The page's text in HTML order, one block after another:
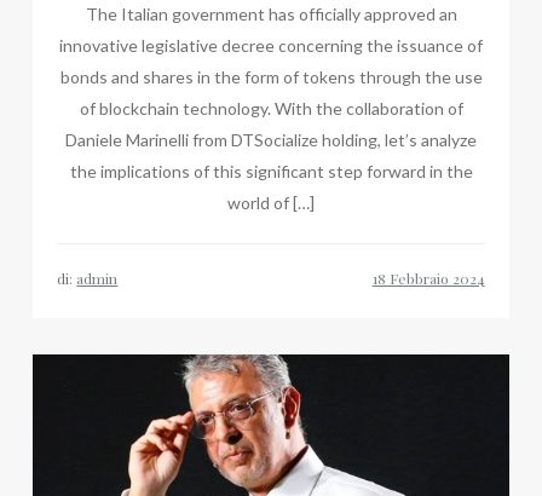
The Italian government has officially approved an
innovative legislative decree concerning the issuance of
bonds and shares in the form of tokens through the use
of blockchain technology. With the collaboration of
Daniele Marinelli from DTSocialize holding, let’s analyze
the implications of this significant step forward in the
world of […]
di: admin